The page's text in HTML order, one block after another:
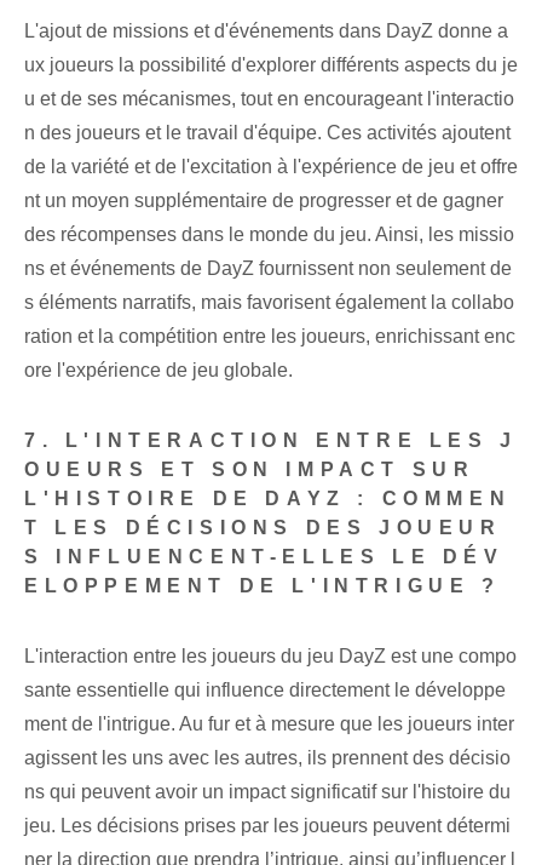
L'ajout de missions et d'événements dans DayZ donne a
ux joueurs la possibilité d'explorer différents aspects du je
u et de ses mécanismes, tout en encourageant l'interactio
n des joueurs et le travail d'équipe. Ces activités ajoutent
de la variété et de l'excitation à l'expérience de jeu et offre
nt un moyen supplémentaire de progresser et de gagner
des récompenses dans le monde du jeu. Ainsi, les missio
ns et événements de DayZ fournissent non seulement de
s éléments narratifs, mais favorisent également la collabo
ration et la compétition entre les joueurs, enrichissant enc
ore l'expérience de jeu globale.
7. L'INTERACTION ENTRE LES J
OUEURS ET SON IMPACT SUR
L'HISTOIRE DE DAYZ : COMMEN
T LES DÉCISIONS DES JOUEUR
S INFLUENCENT-ELLES LE DÉV
ELOPPEMENT DE L'INTRIGUE ?
L'interaction entre les joueurs du jeu DayZ est une compo
sante essentielle qui influence directement le développe
ment de l'intrigue. Au fur et à mesure que les joueurs inter
agissent les uns avec les autres, ils prennent des décisio
ns qui peuvent avoir un impact significatif sur l'histoire du
jeu. Les décisions prises par les joueurs peuvent détermi
ner la direction que prendra l’intrigue, ainsi qu’influencer l